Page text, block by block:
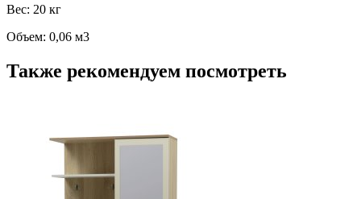
Вес: 20 кг
Объем: 0,06 м3
Также рекомендуем посмотреть